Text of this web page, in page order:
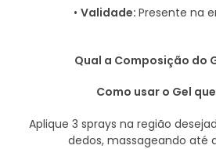
• Validade: Presente na
Qual a Composição do
Como usar o Gel
Aplique 3 sprays na região
dedos, massageando até